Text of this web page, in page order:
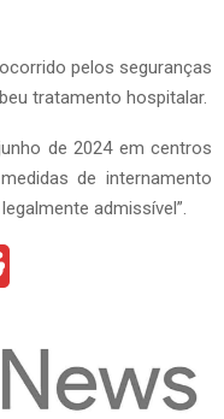
pelos seguranças
tratamento hospitalar.
de 2024 em centros
de internamento
admissível”.
d